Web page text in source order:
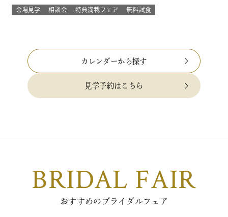
ペルでは 流れる雲や透き通る青空に包まれ まるで空の上で
挙げる結婚式 組数限定！でご提供！ このフェアに含まれるコ
会場見学 相談会 特典満載フェア 無料試食
カレンダーから探す
見学予約はこちら
BRIDAL FAIR
おすすめのブライダルフェア